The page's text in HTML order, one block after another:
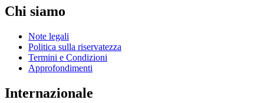
Chi siamo
Note legali
Politica sulla riservatezza
Termini e Condizioni
Approfondimenti
Internazionale